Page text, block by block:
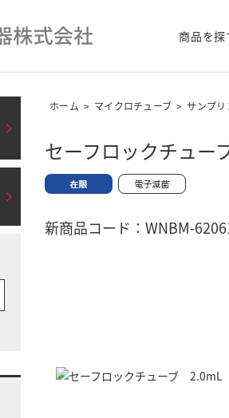
商品を探
ホーム > マイクロチューブ > サンプリ
セーフロックチュ
新商品コード：WNBM-